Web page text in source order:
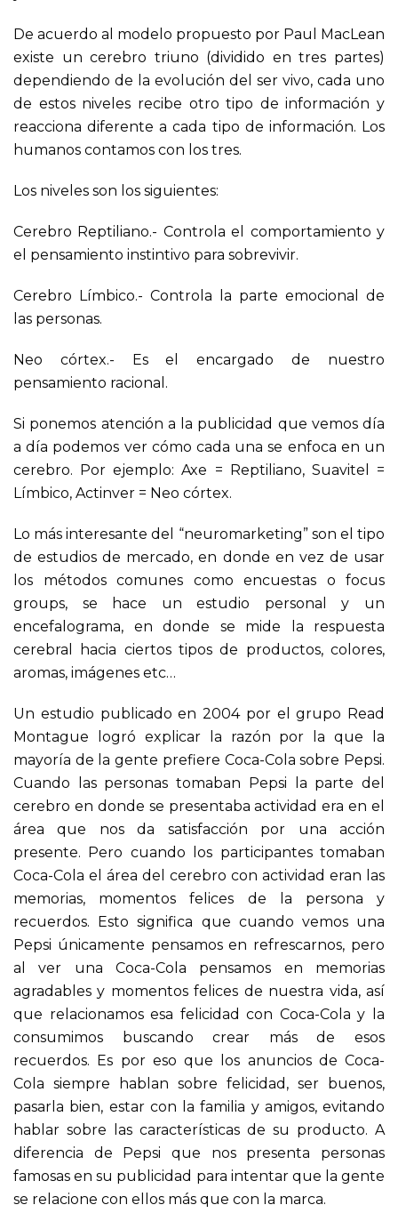
De acuerdo al modelo propuesto por Paul MacLean
existe un cerebro triuno (dividido en tres partes)
dependiendo de la evolución del ser vivo, cada uno
de estos niveles recibe otro tipo de información y
reacciona diferente a cada tipo de información. Los
humanos contamos con los tres.
Los niveles son los siguientes:
Cerebro Reptiliano.- Controla el comportamiento y
el pensamiento instintivo para sobrevivir.
Cerebro Límbico.- Controla la parte emocional de
las personas.
Neo córtex.- Es el encargado de nuestro
pensamiento racional.
Si ponemos atención a la publicidad que vemos día
a día podemos ver cómo cada una se enfoca en un
cerebro. Por ejemplo: Axe = Reptiliano, Suavitel =
Límbico, Actinver = Neo córtex.
Lo más interesante del “neuromarketing” son el tipo
de estudios de mercado, en donde en vez de usar
los métodos comunes como encuestas o focus
groups, se hace un estudio personal y un
encefalograma, en donde se mide la respuesta
cerebral hacia ciertos tipos de productos, colores,
aromas, imágenes etc…
Un estudio publicado en 2004 por el grupo Read
Montague logró explicar la razón por la que la
mayoría de la gente prefiere Coca-Cola sobre Pepsi.
Cuando las personas tomaban Pepsi la parte del
cerebro en donde se presentaba actividad era en el
área que nos da satisfacción por una acción
presente. Pero cuando los participantes tomaban
Coca-Cola el área del cerebro con actividad eran las
memorias, momentos felices de la persona y
recuerdos. Esto significa que cuando vemos una
Pepsi únicamente pensamos en refrescarnos, pero
al ver una Coca-Cola pensamos en memorias
agradables y momentos felices de nuestra vida, así
que relacionamos esa felicidad con Coca-Cola y la
consumimos buscando crear más de esos
recuerdos. Es por eso que los anuncios de Coca-
Cola siempre hablan sobre felicidad, ser buenos,
pasarla bien, estar con la familia y amigos, evitando
hablar sobre las características de su producto. A
diferencia de Pepsi que nos presenta personas
famosas en su publicidad para intentar que la gente
se relacione con ellos más que con la marca.